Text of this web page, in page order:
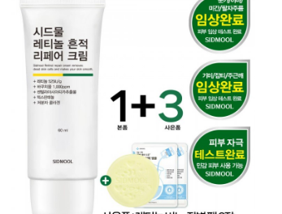
해외배송문의
시드물 매니아